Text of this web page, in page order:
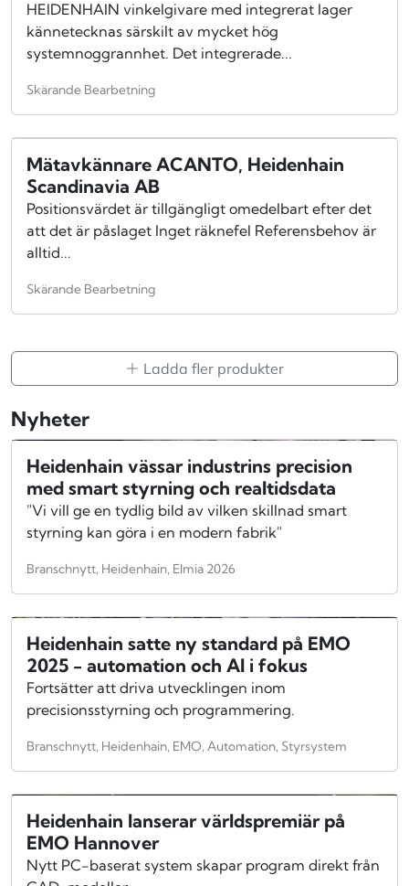
HEIDENHAIN vinkelgivare med integrerat lager
kännetecknas särskilt av mycket hög
systemnoggrannhet. Det integrerade...
Skärande Bearbetning
Mätavkännare ACANTO, Heidenhain
Scandinavia AB
Positionsvärdet är tillgängligt omedelbart efter det
att det är påslaget Inget räknefel Referensbehov är
alltid...
Skärande Bearbetning
Ladda fler produkter
Nyheter
Heidenhain vässar industrins precision
med smart styrning och realtidsdata
"Vi vill ge en tydlig bild av vilken skillnad smart
styrning kan göra i en modern fabrik"
Branschnytt, Heidenhain, Elmia 2026
Heidenhain satte ny standard på EMO
2025 - automation och AI i fokus
Fortsätter att driva utvecklingen inom
precisionsstyrning och programmering.
Branschnytt, Heidenhain, EMO, Automation, Styrsystem
Heidenhain lanserar världspremiär på
EMO Hannover
Nytt PC-baserat system skapar program direkt från